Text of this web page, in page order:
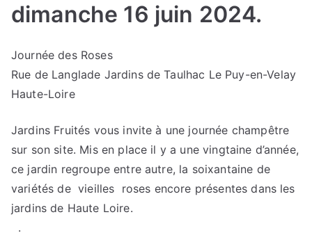
dimanche 16 juin 2024.
Journée des Roses
Rue de Langlade Jardins de Taulhac Le Puy-en-Velay
Haute-Loire
Jardins Fruités vous invite à une journée champêtre
sur son site. Mis en place il y a une vingtaine d’année,
ce jardin regroupe entre autre, la soixantaine de
variétés de vieilles roses encore présentes dans les
jardins de Haute Loire.
.